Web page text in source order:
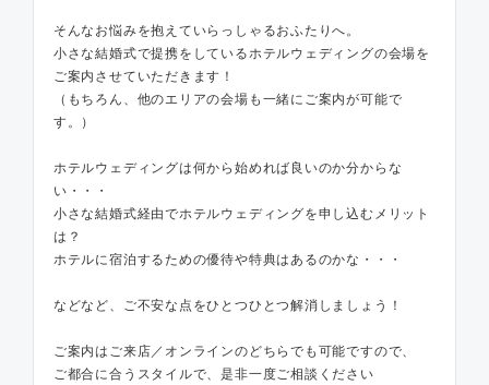
そんなお悩みを抱えていらっしゃるおふたりへ。
小さな結婚式で提携をしているホテルウェディングの会場を
ご案内させていただきます！
（もちろん、他のエリアの会場も一緒にご案内が可能で
す。）
ホテルウェディングは何から始めれば良いのか分からな
い・・・
小さな結婚式経由でホテルウェディングを申し込むメリット
は？
ホテルに宿泊するための優待や特典はあるのかな・・・
などなど、ご不安な点をひとつひとつ解消しましょう！
ご案内はご来店／オンラインのどちらでも可能ですので、
ご都合に合うスタイルで、是非一度ご相談ください